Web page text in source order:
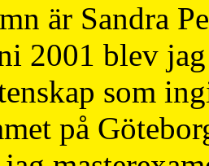
är Sandra
2001 blev
som
på